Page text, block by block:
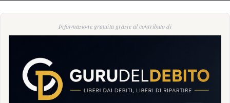
Informazione gratuita grazie al contributo di